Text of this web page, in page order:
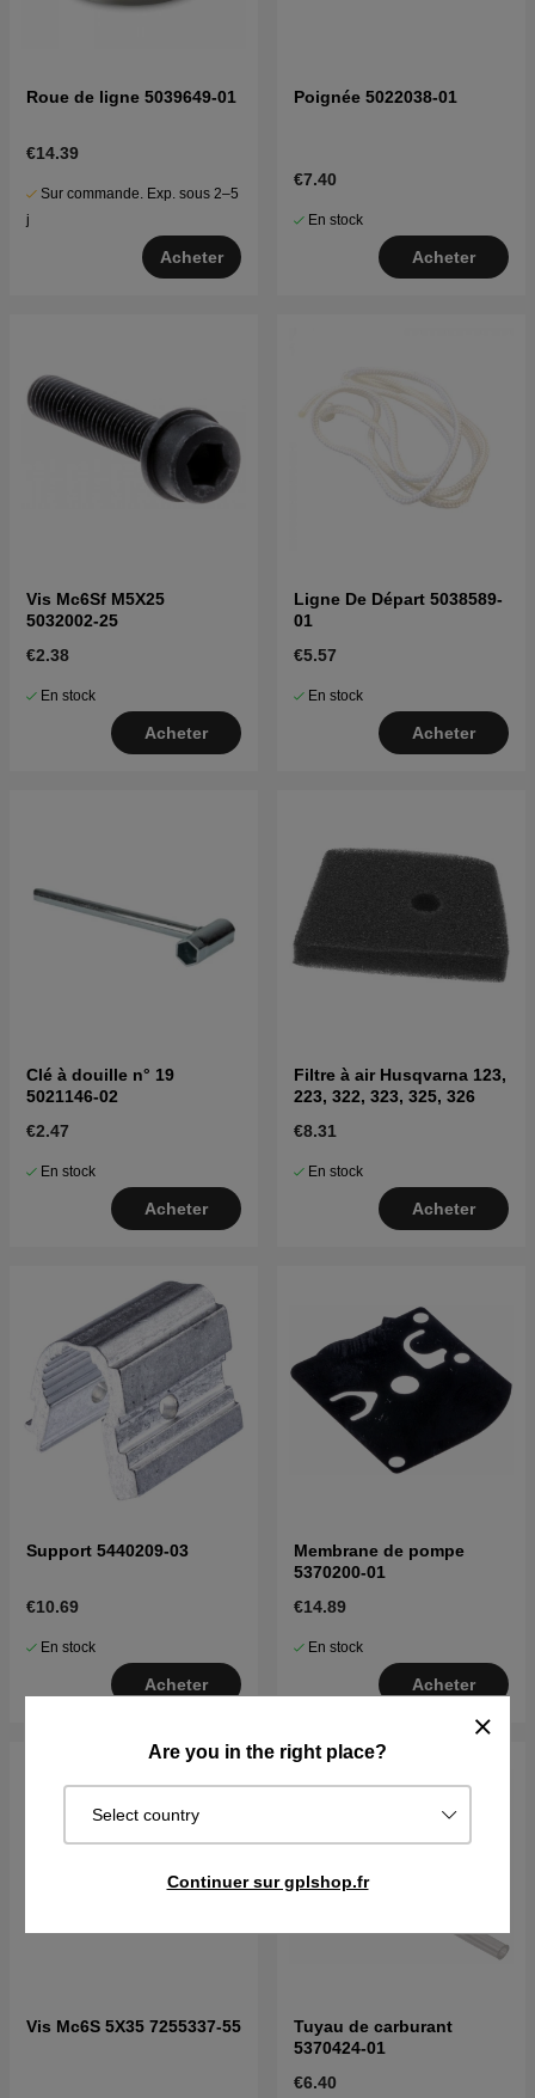
Are you in the right place?
Select country
Continuer sur gplshop.fr
Roue de ligne 5039649-01
€14.39
Sur commande. Exp. sous 2–5
j
Acheter
Poignée 5022038-01
€7.40
En stock
Acheter
Vis Mc6Sf M5X25
5032002-25
€2.38
En stock
Acheter
Ligne De Départ 5038589-
01
€5.57
En stock
Acheter
Clé à douille n° 19
5021146-02
€2.47
En stock
Acheter
Filtre à air Husqvarna 123,
223, 322, 323, 325, 326
€8.31
En stock
Acheter
Support 5440209-03
€10.69
En stock
Acheter
Membrane de pompe
5370200-01
€14.89
En stock
Acheter
Vis Mc6S 5X35 7255337-55
Tuyau de carburant
5370424-01
€6.40